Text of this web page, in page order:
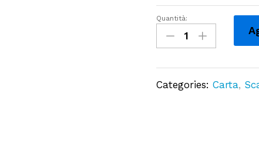
SCATOLA
TORTA
DAMASCATO
cm
Quantità:
Categories:Carta,